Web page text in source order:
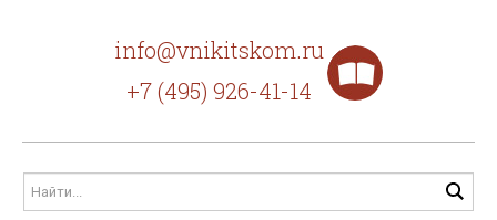
info@vnikitskom.ru
+7 (495) 926-41-14